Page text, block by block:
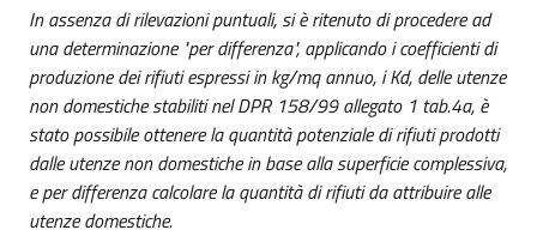
In assenza di rilevazioni puntuali, si è ritenuto di procedere ad
una determinazione "per differenza", applicando i coefficienti di
produzione dei rifiuti espressi in kg/mq annuo, i Kd, delle utenze
non domestiche stabiliti nel DPR 158/99 allegato 1 tab.4a, è
stato possibile ottenere la quantità potenziale di rifiuti prodotti
dalle utenze non domestiche in base alla superficie complessiva,
e per differenza calcolare la quantità di rifiuti da attribuire alle
utenze domestiche.